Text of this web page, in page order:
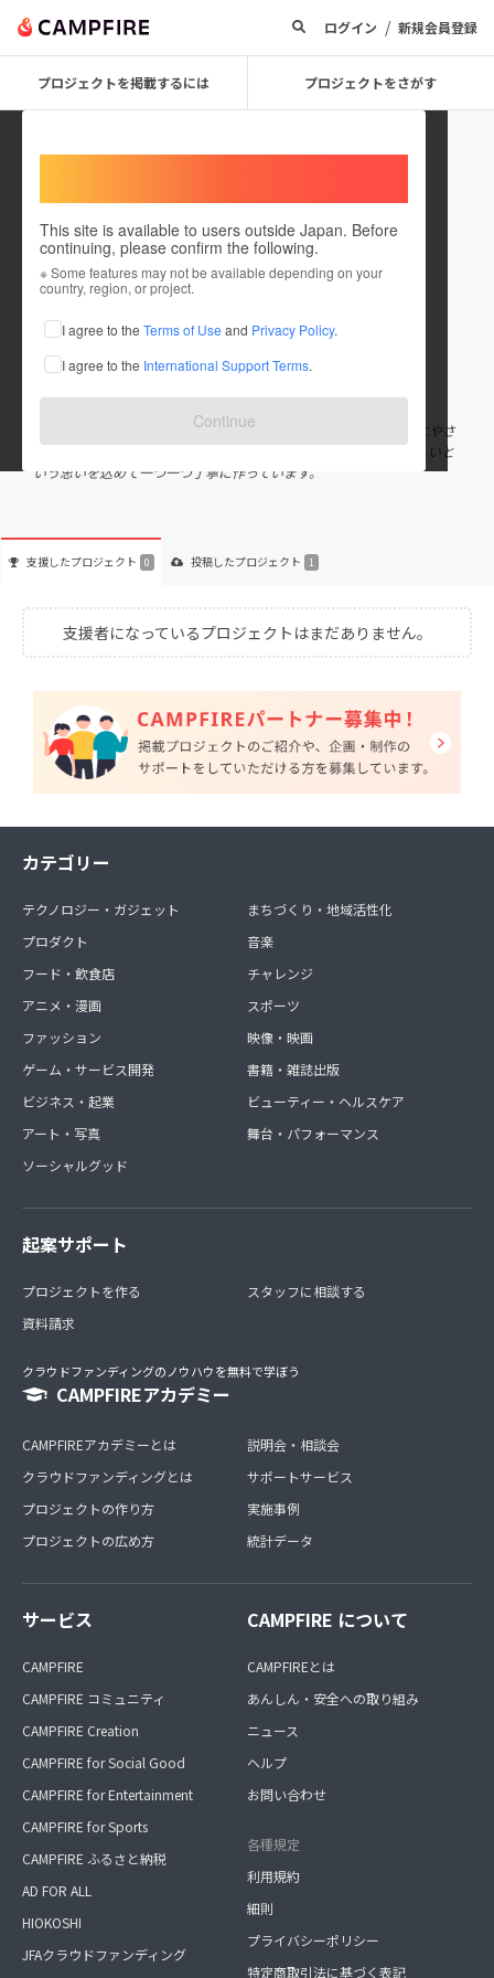
ログイン / 新規会員登録
プロジェクトを掲載するには プロジェクトをさがす
This site is available to users outside Japan. Before
continuing, please confirm the following.
※ Some features may not be available depending on your
country, region, or project.
I agree to the Terms of Use and Privacy Policy.
I agree to the International Support Terms.
Continue
masuichiya
これまでに1件のプロジェクトを投稿しています
在住国：日本 現在地：千葉県
出身国：日本 出身地：未設定
Bonheurとは、フランス語で「幸せ」の意味。美味しくて、環境にやさ
しくて、健康にもやさしい。そんな料理を食べて幸せになって欲しいと
いう思いを込めて一つ一つ丁寧に作っています。
支援したプロジェクト 0 投稿したプロジェクト 1
支援者になっているプロジェクトはまだありません。
カテゴリー
テクノロジー・ガジェット
プロダクト
フード・飲食店
アニメ・漫画
ファッション
ゲーム・サービス開発
ビジネス・起業
アート・写真
ソーシャルグッド
まちづくり・地域活性化
音楽
チャレンジ
スポーツ
映像・映画
書籍・雑誌出版
ビューティー・ヘルスケア
舞台・パフォーマンス
起案サポート
プロジェクトを作る
資料請求
スタッフに相談する
クラウドファンディングのノウハウを無料で学ぼう
CAMPFIREアカデミー
CAMPFIREアカデミーとは
クラウドファンディングとは
プロジェクトの作り方
プロジェクトの広め方
説明会・相談会
サポートサービス
実施事例
統計データ
サービス
CAMPFIRE
CAMPFIRE コミュニティ
CAMPFIRE Creation
CAMPFIRE for Social Good
CAMPFIRE for Entertainment
CAMPFIRE for Sports
CAMPFIRE ふるさと納税
AD FOR ALL
HIOKOSHI
JFAクラウドファンディング
CAMPFIRE について
CAMPFIREとは
あんしん・安全への取り組み
ニュース
ヘルプ
お問い合わせ
各種規定
利用規約
細則
プライバシーポリシー
特定商取引法に基づく表記